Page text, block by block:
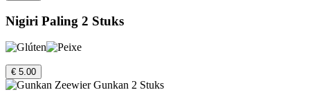
Nigiri Paling 2 Stuks
€ 5.00